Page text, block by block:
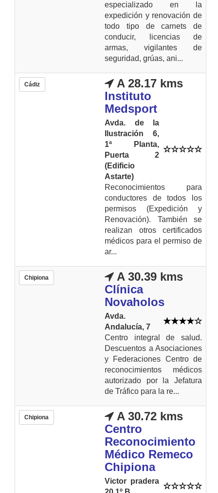
especializado en la
expedición y renovación de
todo tipo de carnets de
conducir, licencias de
armas, vigilantes de
seguridad, grúas, ani...
Cádiz
A 28.17 kms
Instituto
Medsport
Avda. de la
Ilustración 6,
1ª Planta,
Puerta 2
(Edificio
Astarte)
Reconocimientos para
conductores de todos los
permisos (Expedición y
Renovación). También se
realizan otros certificados
médicos para el permiso de
ar...
Chipiona
A 30.39 kms
Clínica
Novaholos
Avda.
Andalucía, 7
Centro integral de salud.
Descuentos a Asociaciones
y Federaciones Centro de
reconocimientos médicos
autorizado por la Jefatura
de Tráfico para la re...
Chipiona
A 30.72 kms
Centro
Reconocimiento
Médico Remeco
Chipiona
Victor pradera